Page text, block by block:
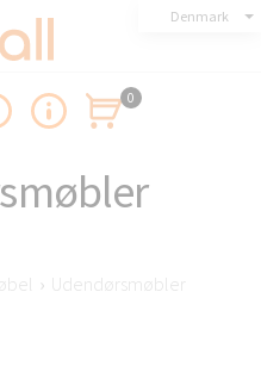
Denmark
0
› Udendørsmøbler